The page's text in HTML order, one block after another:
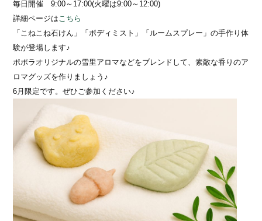
毎日開催 9:00～17:00(火曜は9:00～12:00)
詳細ページは こちら
「こねこね石けん」「ボディミスト」「ルームスプレー」の手作り体
験が登場します♪
ポポラオリジナルの雪里アロマなどをブレンドして、素敵な香りのア
ロマグッズを作りましょう♪
6月限定です。ぜひご参加ください♪